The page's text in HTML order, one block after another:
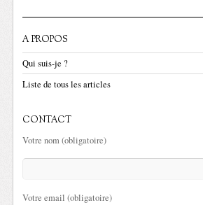
A PROPOS
Qui suis-je ?
Liste de tous les articles
CONTACT
Votre nom (obligatoire)
Votre email (obligatoire)